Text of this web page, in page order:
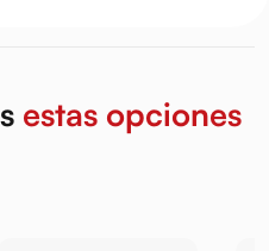
estas opciones